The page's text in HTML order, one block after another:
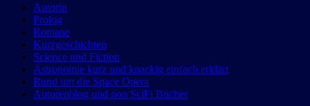
Autorin
Prolog
Romane
Kurzgeschichten
Science und Fiction
Astronomie kurz und knackig einfach erklärt
Rund um die Space Opera
Autorenblog und non SciFi Bücher